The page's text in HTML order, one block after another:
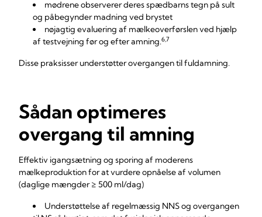
mødrene observerer deres spædbarns tegn på sult
og påbegynder madning ved brystet
nøjagtig evaluering af mælkeoverførslen ved hjælp
af testvejning før og efter amning.6,7
Disse praksisser understøtter overgangen til fuldamning.
Sådan optimeres
overgang til amning
Effektiv igangsætning og sporing af moderens
mælkeproduktion for at vurdere opnåelse af volumen
(daglige mængder ≥ 500 ml/dag)
Understøttelse af regelmæssig NNS og overgangen